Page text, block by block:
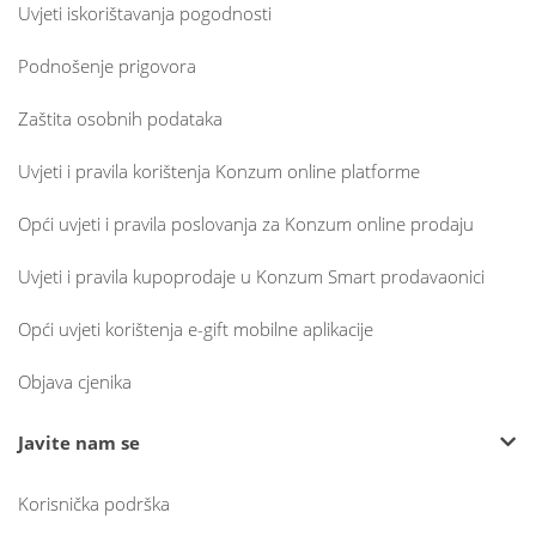
Uvjeti iskorištavanja pogodnosti
Podnošenje prigovora
Zaštita osobnih podataka
Uvjeti i pravila korištenja Konzum online platforme
Opći uvjeti i pravila poslovanja za Konzum online prodaju
Uvjeti i pravila kupoprodaje u Konzum Smart prodavaonici
Opći uvjeti korištenja e-gift mobilne aplikacije
Objava cjenika
Javite nam se
Korisnička podrška